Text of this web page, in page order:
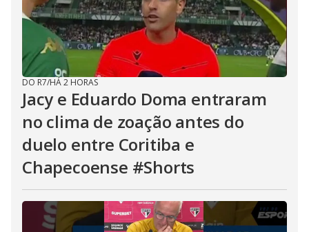
DO R7/HÁ 2 HORAS
Jacy e Eduardo Doma entraram
no clima de zoação antes do
duelo entre Coritiba e
Chapecoense #Shorts